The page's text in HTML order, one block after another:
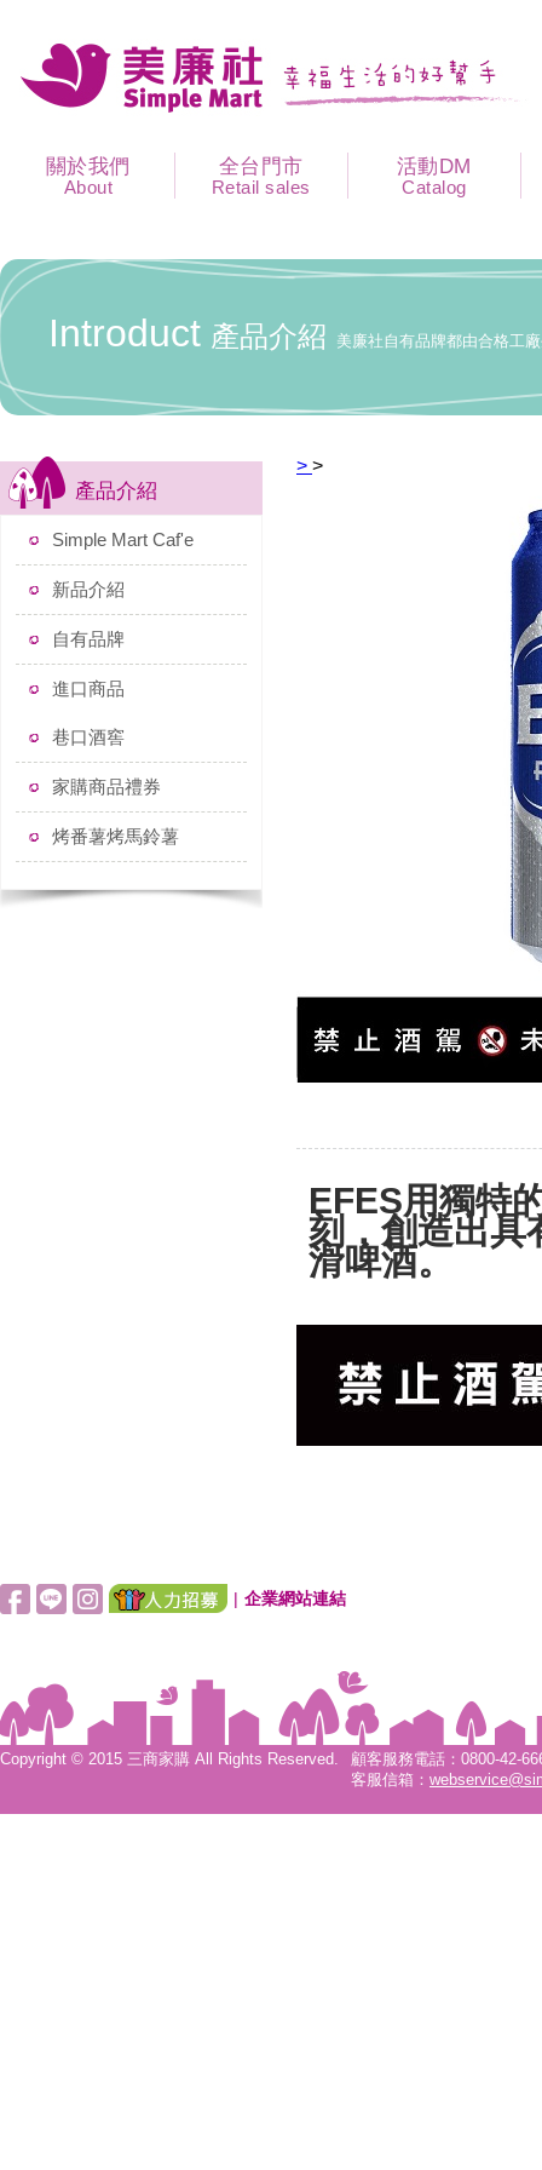
關於我們
About
全台門市
Retail sales
活動DM
Catalog
Introduct 產品介紹 美廉社自有品牌都由合格工
產品介紹
Simple Mart Caf'e
新品介紹
自有品牌
進口商品
巷口酒窖
家購商品禮券
烤番薯烤馬鈴薯
> >
EFES用獨特
刻，創造出具
滑啤酒。
| 企業網站連結
Copyright © 2015 三商家購 All Rights Reserved.
顧客服務電話：0800-42-
客服信箱：